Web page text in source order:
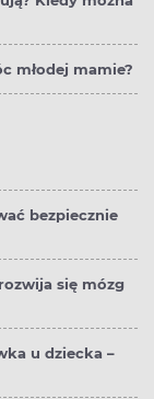
młodej mamie?
bezpiecznie
się mózg
u dziecka –